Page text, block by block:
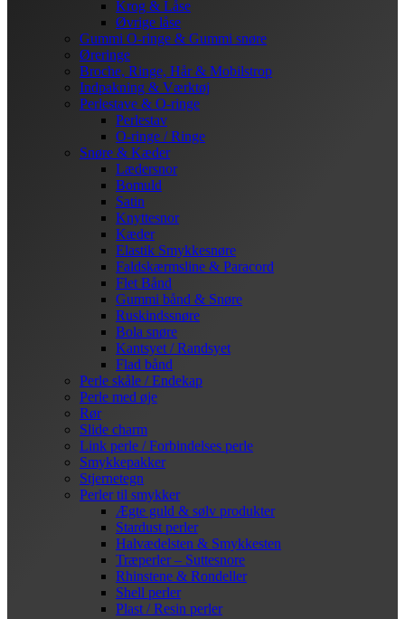
Krog & Låse
Øvrige låse
Gummi O-ringe & Gummi snøre
Øreringe
Broche, Ringe, Hår & Mobilstrop
Indpakning & Værktøj
Perlestave & O-ringe
Perlestav
O-ringe / Ringe
Snøre & Kæder
Lædersnor
Bomuld
Satin
Knyttesnor
Kæder
Elastik Smykkesnøre
Faldskærmsline & Paracord
Flet Bånd
Gummi bånd & Snøre
Ruskindssnøre
Bola snøre
Kantsyet / Randsyet
Flad bånd
Perle skåle / Endekap
Perle med øje
Rør
Slide charm
Link perle / Forbindelses perle
Smykkepakker
Stjernetegn
Perler til smykker
Ægte guld & sølv produkter
Stardust perler
Halvædelsten & Smykkesten
Træperler – Suttesnore
Rhinstene & Rondeller
Shell perler
Plast / Resin perler